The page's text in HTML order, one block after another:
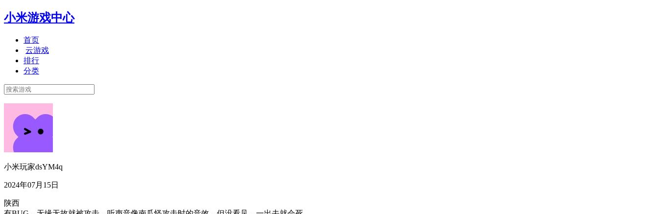
小米游戏中心
首页
云游戏
排行
分类
小米玩家dsYM4q
2024年07月15日
陕西